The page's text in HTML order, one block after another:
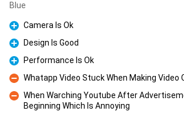
Blue
Pro
Camera Is Ok
Pro
Design Is Good
Pro
Performance Is Ok
Con
Whatapp Video Stuck When Making Video
Con
When Warching Youtube After
Beginning Which Is Annoying